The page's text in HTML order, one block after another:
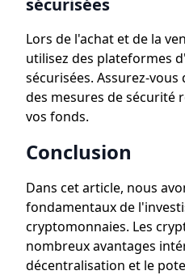
sécurisées
Lors de l'achat et de la
utilisez des plateformes
sécurisées. Assurez-
des mesures de
vos fonds.
Conclusion
Dans cet article, nous
fondamentaux de
cryptomonnaies. Les
nombreux avantages
décentralisation et le